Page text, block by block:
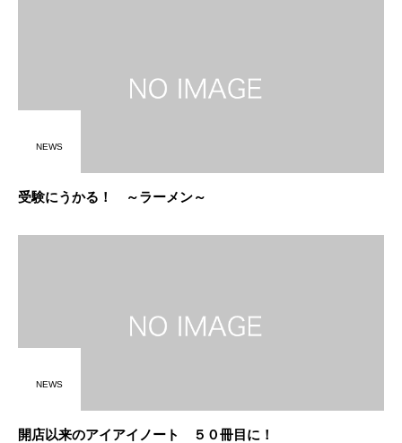
NEWS
受験にうかる！ ～ラーメン～
NEWS
開店以来のアイアイノート ５０冊目に！